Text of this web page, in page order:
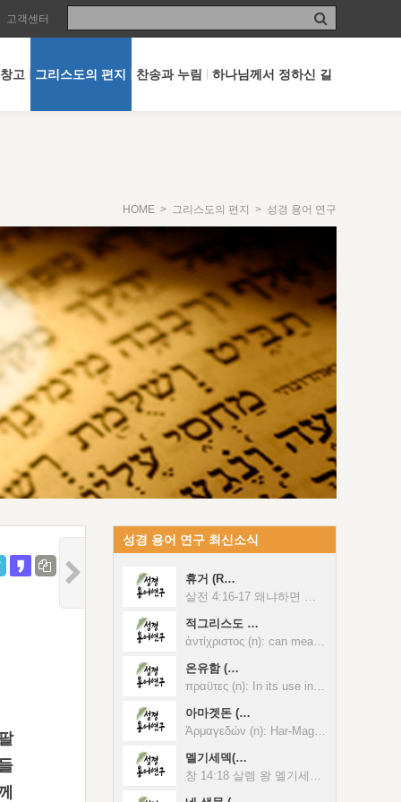
고객센터
고 그리스도의 편지 찬송과 누림 하나님께서 정하신 길
HOME > 그리스도의 편지 > 성경 용어 연구
성경 용어 연구 최신소식
휴거 (R…
살전 4:16-17 왜냐하면 주님께서 큰 명령 소리와 천사장의 목소리와 하나님의 나팔 소리와 함께 직접 하늘에서 내려오실 것인데, 그러면 그리스도 안에서 죽은 사람들이 먼저 부활하게 될 것이기 때문입니다. 그 후에 살아남아 있는 우리가 그들과 함께 구름 속으로 이끌려 올라가, 공중에서 주님을 만나게 될 것입니다. 그리하여 우리가 항상 주님과 함께 있을 것입니다. 휴거는 하나의 전문적인 명사이며, 그 의미는 주 예수님이 다시 오실 때 우리를 하늘로 들어 올리신다는 것이다. 성경에 휴거라는 단어는 없지만 휴거의 사상은 있다. 휴거의 의미는 무엇인가? 그것은 주님의 임재 안으로 이끌려지는 것이다. 만일 당신이 그분의 임재 안으로 이끌려지려면 오늘 그분의 임재 안에 있어야 한다. 오늘날 대부분의 그리스도인들은 휴거에 대해 잘못된 관념을 가지고 있다. 그들은 휴거를 갑자기 임하는 것으로 생각하고 있다. 그러나 휴거는 하나의 과정이다. 우리는 휴거에 이르는 과정에 있어야 한다. 성도들이 그리스도의 임재(오심) 안으로 휴거되는 것은 이기는 자들에게는 대환난 전에(마 24:21), 대다수의 성도들에게는 대환난 끝에 일어날 것이다. 성경에 휴거에 관해 주요부를 이루는 두 방면이 있는데 그것은 곧 이기는 자들의 휴거와 대다수 성도들의 휴거이다. 이기는 자들의 휴거에만도 최소한 세 가지 범주가 있다. 예를 들어 사내아이의 휴거(계12:5), 첫 열매의 휴거(계14:1-5), 나중 이기는 자들의 휴거(계 15:2-4)가 있다. 사내아이는 부활한 죽은 이기는 성도들로 구성된다. 모든 세대를 통해 죽은 이기는 자들은 하나님 앞과 그분의 보좌로 휴거될 것이다. 그들은 이 시대 마지막 이레의 삼 년 반의 대환난 전에 휴거될 것이다(계 12:6, 12-17). 오늘날 이기는 자로서 주 예수님이 다시 오실 때까지 사는 믿는 이라면 사내아이의 부분이 아니라 첫 열매 가운데 있게 될 것이다. 첫 열매에 관한 결정적인 문제는 주님이 다시 오실 때 땅에 살아 있는 믿는 이들 가운데서 어떤 이들은 먼저 익어서 익은 첫 것이 되어 하나님의 농장 안에서 첫 열매가 될 것이라는 원칙이다. 하나님의 수확물 중 첫 열매인 십사만 사천의 살아 있는 이기는 자들은 하나님과 그리스도의 신선한 누림을 위해 하늘에 있는 시온 산으로 휴거될 것이다. 그들은 적그리스도가 나타나서 성도들을 핍박하기 전에 휴거될 것이다(계 14:9-12). 이것은 그들의 휴거가 삼 년 반의 대환난 이전이 될 것임을 의미한다. 계시록 15장은 적그리스도의 박해 아래서의 대환난 때에 부활되고 휴거되어 대환난의 거의 끝에 유리 바다 위에 서 있는 순교자들에 대해 말한다(2-4절, 13:7상). 이들은 대환난을 통과하여 적그리스도와 적그리스도의 숭배를 이길 후기의 이기는 자들이다. 그들은 적그리스도의 박해 아래에서 순교당하여 그 다음에 부활되어 천년 왕국 안에서 그리스도와 함께 다스릴 것이다(20:4). 휴거의 두 번째 부분은 대다수의 성도들의 부분으로서 부활한 자들과 남아있는 자들을 포함한다. 이것은 적그리스도가 나타난 후 주님의 파루시아(임재) 안에서 이 시대의 최종 완성 때, 대환난 끝에 일어날 것이다. 대대수의 성도들은 공중 구름 속의 주님의 곳간으로 휴거될 것이며, 그 때 그곳에 그리스도의 파루시아(임재)가 있게 될 것이다. 휴거의 마지막 부분은 두 증인들의 부분이다(계 11:11-12). 이 두 증인들은 모세와 엘리야일 것이다(계 11:3, 회복역 각주1 참조). 율법을 대표하는 모세와 선지자를 대표하는 엘리야는(눅 16:16) 둘 다 하나님을 위해 증거한다. 그들은 스가랴 4장 3절과 11절부터 14절까지의 두 감람나무들, 기름의 두 아들들이다(계 11:4). 그들은 거룩한 성 예루살렘이 마흔 두 달 동안 적그리스도에 의해 짓밟힐 때인 일천 이백 육십 일 동안 예언할 것이다(계 11:3, 2). 그들이 그들의 증거를 완성하게 될 때, 적그리스도는 그들과 싸워 그들을 죽일 것이다(계 11:7). 삼 일 반이 지난 후에 그들은 부활하여 일천 이백 육십 일 그들의 사역의 마지막 날 즉 대환난의 마지막 날 구름 속으로 휴거될 것이다(계 11:11-12). 성도들의 휴거는 생명 안에서의 하나님의 완전한 구원의 최종 완성 단계이다. 우리는 피동적으로 주님의 다시 오심을 기다리면서 막연하게 자신이 들림받을 것이라고 생각해서는 안 된다. 우리는 잘 예비되어야 한다. 이제 우리는 이기는 자들의 휴거의 조건을 보겠다. 첫째로 우리는 깨어 있고 항상 기도해야 한다(눅 21:36). 두 번째 조건은 우리가 깨어 있어야 하며 예비되어야 하는 것이다(마 24:40-44, 눅 12:35-40). 세 번째 조건은 주님의 나타나심을 사모하는 것이다. 또 하나의 조건은 주님의 인내의 말씀을 지키는 것이다(계 3:10). 마지막으로 만일 우리가 첫 번째 휴거에 참여하려면 우리는 타락한 기독교를 이겨야 하며, 주님의 일들을 지켜야 한다.
적그리스도 …
ἀντί­χριστος (n): can mean either "against Christ" or "instead of Christ," or perhaps, combining the two, "one who, assuming the guise of Christ, opposes Christ". Vine's Complete Expository Dictionary Of Old and New Testament Words, 30쪽. 계 13:1 또 내가 보니, 바다에서 한 짐승이 올라오는데, 열 뿔과 일곱 머리를 가졌고, 그의 뿔들에는 열 개의 왕관이 있었으며, 그의 머리들에는 하나님을 모독하는 이름들이 있었습니다. 요일 2:18 어린이 여러분, 지금은 마지막 때입니다. 적그리스도가 온다는 것을 여러분이 들은 것과 같이, 지금 이미 많은 적그리스도가 나타났습니다. 이것으로 우리는 지금이 마지막 때인 것을 압니다. 요한계시록 9장 11절은『메뚜기들을 다스리는 왕이 있으니, 곧 무저갱의 천사입니다. 그의 이름은 히브리어로 아바돈이고, 헬라어로는 아볼루온입니다』라고 말한다. 무저갱의 천사는 무저갱으로부터 나오게 될 짐승, 곧 적그리스도이다(계11:7, 17:8). 무저갱의 천사는 히브리어로 아바돈이라 불리는데, 이는 욥기 26장 6절, 28장 22절과 잠언 15장 11절에서와 같이「멸망」을 의미한다. 그는 헬라어로 아볼루온이란 이름을 가졌는데 그것은 파괴자라는 뜻이다. 요한계시록 13장 1절은 적그리스도로 상징되는 짐승이 지중해에서 나올 것임을 지적하고 있고, 요한계시록 17장 8절은 이 적그리스도가 두 근원으로부터 올 것임을 우리에게 말하고 있다. 그의 영은 그가 태어나기 전부터 무저갱에 존재하다가 무저갱에서 올라올 것이다. 그의 몸은 지중해 주변에 있는 이방 나라들 중 한 곳에서 나올 것이다. 요한계시록 17장 7절에서 12절까지의 말씀은 짐승의 비밀을 설명하고 있는데, 적그리스도는 장차 올 일곱째 가이사가 될 것이다. 그런데 그는 여덟째 왕이기도 하다. 요한계시록 13장 3절에 따르면, 적그리스도는 살해당했다가 되살아나게 될 것이다. 그가 되살아날 때에 (다섯째 가이사인) 네로의 영이 무저갱에서 올라와(사탄이 땅으로 내던져질 때-계 12:10, 13), 일곱 가이사인 적그리스도의 죽은 몸에 생기를 주어 다시 살게 할 것이다. 이것은 그리스도의 부활을 흉내 내는 것이다. 다섯째 가이사가 결합된 이 자가 바로 여덟째 왕이다. 따라서 그는 ‘일곱 중에서 나온 자’로서 일곱째 가이사의 몸과 다섯째 가이사의 영을 가지고 있다. 이 시대의 끝에 적그리스도는 이스라엘 나라와 칠 년의 언약을 맺을 것이다. 그 언약을 맺은 후에 삼 년 반이 지나면, 적그리스도는 그 언약을 깨뜨리고, 유대인들이 하나님께 경배하며 봉사하는 것을 금지시키고(단9:17), 성도들을 박해하며(계13:7), 거룩한 성을 삼 년 반 동안 파괴할 것이다(계11:2). 적그리스도와 그의 거짓 선지자와 그들의 군대들은 하나님을 거스르는 가장 강력한 자들이 되어 하나님과 직접 싸울 것이다. 그리스도께서는 이기는 자들과 결혼하신 후 적그리스도를 죽이실 것이다. 적그리스도와 거짓 선지자는 첫 번째로 불못에서 소멸될 것이다. 전통적인 가르침의 영향으로 인해 많은 사람들은 「적그리스도」라는 단어가 단지 데살로니가 후서 2장에 있는 불법의 사람과 요한계시록 13장에 있는 짐승을 가리킨다고 생각한다. 그러나 적그리스도라는 단어가 그 장들에서는 사용되지 않는다. 적그리스도라는 칭호는 불법의 사람과 짐승에게만 적용되어서는 안 된다. 사도 요한의 서신에는 적그리스도에 관해 말한 네 구절이 있다. 요한일서 2장 18절에서 그는 많은 적그리스도들이 왔다고 말한다. 많은 적그리스도들이 있었다는 사실은 적그리스도의 원칙을 암시한다. 2장 22절은 거짓말쟁이인 적그리스도가 아버지와 아들을 부인하는 자라고 말한다. 적그리스도의 원칙은 그리스도의 어떠하심을 부인하는 것이다. 4장 3절에서는 적그리스도의 영이 예수를 시인하지 않는다고 말한다. 요한이서 7절에서는 세상에 나온 미혹하는 자들을 적그리스도들이라고 말한다. 적그리스도가 되는 것은 한면으로 그리스도를 대적하는 것이고, 또 다른 면으로 그리스도 대신 그리스도를 대치하는 어떤 것을 갖는 것이다. 물론 어떤 사람이 그리스도의 어떠하심을 부인할 때마다 그는 자동적으로 그리스도를 어떤 것으로 대치하게 될 것이다. 따라서 적그리스도는 그리스도를 대적하고 또한 그리스도를 대치하는 것이다. 만일 우리가 자신의 행동과 성격에 속한 어떤 것으로 그리스도를 대치한다면 우리는 그리스도 자신을 대치하는 어떤 것을 허락한다는 의미에서 적그리스도의 원칙을 실행하고 있는 것이다. 아마 교리적으로는 그리스도의 인격의 어떤 것도 부인하지 않을 것이다. 그러나 일상 생활에서 우리는 천연적이고 종교적이며 문화적이고 윤리적인 것들로 그리스도를 대치하는지 모른다. 우리는 자신의 생각과 습관, 문화적인 표준, 종교적인 전통, 윤리적인 관념, 기름바름과 전혀 관계가 없는 것들로 그리스도를 대치하는지 모른다. 이런 의미에서는 우리는 적그리스도의 원칙을 따를 수 있다. 우리가 그리스도를 대적하지는 않겠지만 다른 것들, 심지어 종교, 문화, 윤리의 선한 것들로 그리스도를 대치하는 의미에서의 적그리스도일 수도 있는 것이다.
온유함 (…
πραϋτες (n): In its use in Scripture, in which it has a fuller, deeper significance than in nonscriptural Greek writings, it consists not in a person's "outward behavior only; nor yet in his relations to his fellow-men; as little in his mere natural disposition. Vine's complete expository dictionary of Old and New Testament words, New Testament Section, 401쪽. 마 5:5 온유한 사람들은 복이 있습니다. 왜냐하면 그들이 땅을 상속받을 것이기 때문입니다. 고후 10:1 그러나 (여러분이 말하는 바와 같이) 여러분 가운데서 얼굴을 마주대하고 있으면 비천하지만, 떠나 있으면 담대한 나 바울은 그리스도의 온유와 관대로 직접 여러분에게 권면합니다. 온유함은 내적인 어떤 것, 우리 존재에 있어서의 어떠함과 관련된다. 온유하다는 것은 단지 점잖고 겸손하고 복종적인 것만이 아니다. 온유하다는 것은 세상의 반대에 저항하지 않고 기꺼이 그것을 받아들인다는 뜻이다. 마태복음 5장 5절에서 주님은 온유한 자는 땅을 기업으로 받을 것이라고 말씀하신다. 인간적인 방법은 싸움에 의하여 땅을 얻는 것이지만 천국의 방법은 온유함으로 땅을 얻는 것이다. 땅을 차지하는 방법은 구호나 외침이나 싸움에 의한 것이 아니다. 그 길은 온유함을 통해서이다. 온유한 자들은 복이 있는데, 이는 그들이 땅을 기업으로 받을 것이기 때문이다. 주 예수님은 그분 자신에 대하여 『나는 마음이 온유하고…』(마 11:29)라고 말씀하셨다. 반대를 당하실 때 주 예수님은 항상 온유하셨다. 그분은 체포되셨고 시련을 당하셨으며 골고다에서 십자가에 못 박혀 죽으셨으나 그분은 온유하셨다. 그분은 십자가에 못 박히실 때 저항하지 않으셨다. 그분은 모든 방면에서 온유하셨으며, 끝까지 온유하셨다. 주 예수님은 이 땅에 계셨을 때 신성한 생명으로 말미암는 인생을 사셨다. 이러한 신성과 인성과의 연합을 통하여 온유의 미덕이 표현되었다. 바울은 고린도 후서 10장 1절에서 그가 그리스도의 온유와 관용으로 권면한다고 말한다. 이것은 사도가 그리스도께 견고하게 접붙여졌고(1:21), 그분과 하나이며, 그에 의해 살고 그분의 미덕들 안에서 행동한다는 것을 가리킨다. 그리스도의 모든 미덕들은 바울의 미덕들이 되었다. 온유는 거룩한 생명에 의해 그리스도의 인성 안에 있는 한 미덕이다. 그리스도의 온유는 그것이 그분의 인성 안에 있고 거룩한 생명에 의한 것이기 때문에 단순한 문제가 아니다. 그가 이 땅에 계셨을 때 그분은 거룩한 생명에 의해 인간 생활을 하셨다. 이 신성과 인성의 연합을 통해 온유의 미덕이 나타났다. 에베소서 4장 2절은 온유에 대한 문제를 발전시킨다. 『모든 일에 겸허하고 온유하며, 또 오래 참음으로써, 사랑 안에서 서로를 짊어지고』. 「모든」이라는 단어는 겸허와 온유에 다 적용된다. 그것은 많은 종류의 겸허와 온유가 있다는 말이 아니라 우리가 모든 일에 있어서 자신을 낮추고 온유해야 한다는 의미이다. 이러한 미덕들을 갖기 위해 우리는 변화된 인성이 필요하다. 우리의 천연적인 인성 안에는 겸허나 온유나 오래 참음이 없다. 이런 미덕들은 우리의 변화된 인성, 즉 예수의 인성 안에서만 찾아볼 수 있다.
아마겟돈 (…
Ἁρμαγεδών (n): Har-Magedon or Armageddon, the name of an imaginary place is compounded of mountain and Μαγεδώ, Μαγεδδώ. Megiddo was a city of the Manassites, situated in the great plain of the tribe of Issachar, and famous for a double slaughter, first of the Cannanites, and again of the Israelites. Thayer's Greek-English Lexicon of the New Testament, 73쪽. 계16:16 더러운 영 셋은 히브리 말로 아마겟돈이라 하는 곳으로 왕들을 모았습니다. 계19:19 또 내가 보니, 그 짐승과 땅의 왕들과 그들의 군대들이 함께 모여, 말을 타신 분과 그분의 군대와 전쟁을 하였습니다. 이 말은 히브리어로 ‘산’을 의미하는 ‘하르’와 ‘도살’을 의미하는 ‘므깃돈’, 즉 므깃도 (삿 5:19, 왕하 23:29, 슥 12:11)의 합성어이다. 따라서 ‘도살의 산’이라는 뜻이다. 대환난이 끝날 때, 더러운 영 셋은 사탄의 입과 적그리스도의 입과 거짓 선지자의 입에서 나와 온 세상의 왕들을 선동하여서, 요한 계시록 9장 14절부터 16절까지에 언급된 이억의 기병대를 포함한(참조 16:12) 그 왕들의 군대를 모아(계16:13-14) 아마겟돈 전쟁으로 이끌 것이다. 이 전쟁은 천년왕국 이전에 있을 인류의 마지막 전쟁이 될 것이다. 이 전쟁에서 사탄의 의도는 이스라엘을 멸망시키고(슥 14:2) 그리스도와 그리스도의 군대에 대항하여 싸우는 것이다. 그는 이것을 위해 반역적인 모든 인류를 사용할 것이다. (계 17:12-14, 19:11-19). 그리스도와 그분께서 선택하신 이기는 이들은 그들을 모두 패배시키고 멸망시킬 것이며(계 19:20-21, 미 4:11-13, 습 3:8, 슥14:3, 12-15, 12:4, 9), 이스라엘 나라를 구원할 것이다(슥 12:3-8, 14:4-5, 욜 3:14-17). 이것은 바로 포도즙 틀을 밟는 것인데, 이것은 요한계시록 14장 17절부터 20절까지, 이사야 63장 1절 6절까지, 이사야 63절 1절 6절까지, 요엘 3장 9절부터 13절까지에 기록되어 있다.
멜기세덱(…
창 14:18 살렘 왕 멜기세덱이 떡과 포도주를 가지고 나왔으니 그는 지극히 높으신 하나님의 제사장이다. 시 110:4 여호와는 맹세코 변치 아니하시리라 이르시기를 너는 멜기세덱의 반차를 좇아 영원한 제사장이라 하셨도다. 히 7:1-2 이 멜기세덱은 살렘 왕이며 가장 높으신 하나님의 제사장입니다. 그는 여러 왕을 쳐서 죽이고 돌아오는 아브라함을 만나서 축복해 주었습니다 아브라함도 모든 것의 십분의 일을 그에게 주었습니다 그의 이름을 번역하면, 첫 번째는 의의 왕이란 뜻이고, 그다음에는 살렘 왕, 곧 평안의 왕이란 뜻입니다 멜기세덱은 고대 예루살렘의 터인 살렘의 왕이었다. 창세기 14장 18절은, 「살렘 왕 멜기세덱이 떡과 포도주를 가지고 나왔으니 그는 지극히 높으신 하나님의 제사장이었더라」고 말한다. 살렘은 「평강의 왕」을 뜻하며 멜기세덱은 「의의 왕」을 뜻한다. 멜기세덱은 하나님의 대제사장이신 그리스도의 예표이다. 이것은 창세기 14장에 계시되어 있는 것이 아니라 시편 110편에서 발견된다. 시편 110편은 하나님의 기름부음 받은 자, 그리스도가 아론의 반차 이전에 있었던 멜기세덱의 반차를 따른 제사장이라고 말한다. 아브라함은 노략물 중 십분의 일을 멜기세덱에게 바쳤다. 아브라함이 전리품의 십분의 일을 그리스도의 예표인 멜기세덱에게 준 사실은 그리스도의 예표인 멜기세덱이 위대하다는 증거이다. 멜기세덱의 계통에 따른 제사장이신 그리스도는 레위 지파의 제사장들, 곧 자신들의 조상 아브라함을 통해 멜기세덱에게 십일조를 드렸던(히 7:9) 사람들보다 더 위대하시다. 왜냐하면 아브라함이 멜기세덱을 만났을 때, 레위 지파는 아브라함의 허리에 있었기 때문이다(히 7:10). 아론의 제사장 직분은 죄를 비롯한 소극적인 것들을 처리한다. 반대로 멜기세덱의 사역은 적극적이다. 멜기세덱은 죄를 처리하려고 오지 않았다. 멜기세덱은 죄를 사하는 제물을 갖고 오지 않았고 승리자를 양육하기 위한 떡과 포도주를 갖고 왔다. 거의 모든 그리스도인들이 죄를 사하는 대제사장이신 그리스도를 알지만, 멜기세덱의 계통을 좇은 대제사장이신 그리스도를 아는 사람은 거의 없다. 그러한 대제사장이신 그리스도는 죄를 사하는 것이 아니라 떡과 포도주로 상징된, 우리의 영양분인, 과정을 거친 하나님을 공급한다. 그리스도는 오늘날 우리의 멜기세덱이다. 그는 우리를 위하여 어떤 것을 드리기 위해 오신 것이 아니라 우리의 매일의 공급과 우리의 만족을 위한 떡과 포도주의 모양으로 그분 자신을 우리 안으로 공급하시기 위해 오셨다. 그의 제사장 직분은 하나님의 원래의 목적을 위한 것이다. 하나님의 원래의 목적은 우리를 구속하는 것이 아니라 그분 자신을 우리 안으로 공급하고 역사하시는 것이다. 우리는 매일의 공급이 필요하다. 우리의 공급으로서 우리 안으로 역사된 과정을 거치신 하나님을 갖는 것은 하나님의 영원한 목적을 성취하는 것이다.